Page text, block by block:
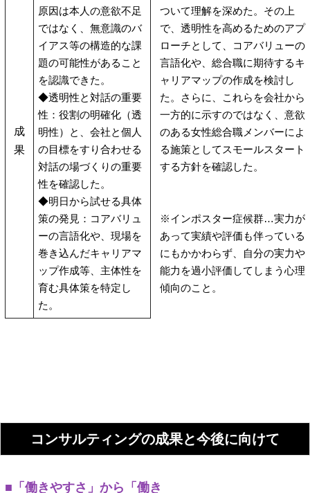
成
果
原因は本人の意欲不足
ではなく、無意識のバ
イアス等の構造的な課
題の可能性があること
を認識できた。
◆透明性と対話の重要
性：役割の明確化（透
明性）と、会社と個人
の目標をすり合わせる
対話の場づくりの重要
性を確認した。
◆明日から試せる具体
策の発見：コアバリュ
ーの言語化や、現場を
巻き込んだキャリアマ
ップ作成等、主体性を
育む具体策を特定し
た。
ついて理解を深めた。その上
で、透明性を高めるためのアプ
ローチとして、コアバリューの
言語化や、総合職に期待するキ
ャリアマップの作成を検討し
た。さらに、これらを会社から
一方的に示すのではなく、意欲
のある女性総合職メンバーによ
る施策としてスモールスタート
する方針を確認した。
※インポスター症候群…実力が
あって実績や評価も伴っている
にもかかわらず、自分の実力や
能力を過小評価してしまう心理
傾向のこと。
コンサルティングの成果と今後に向けて
■「働きやすさ」から「働き